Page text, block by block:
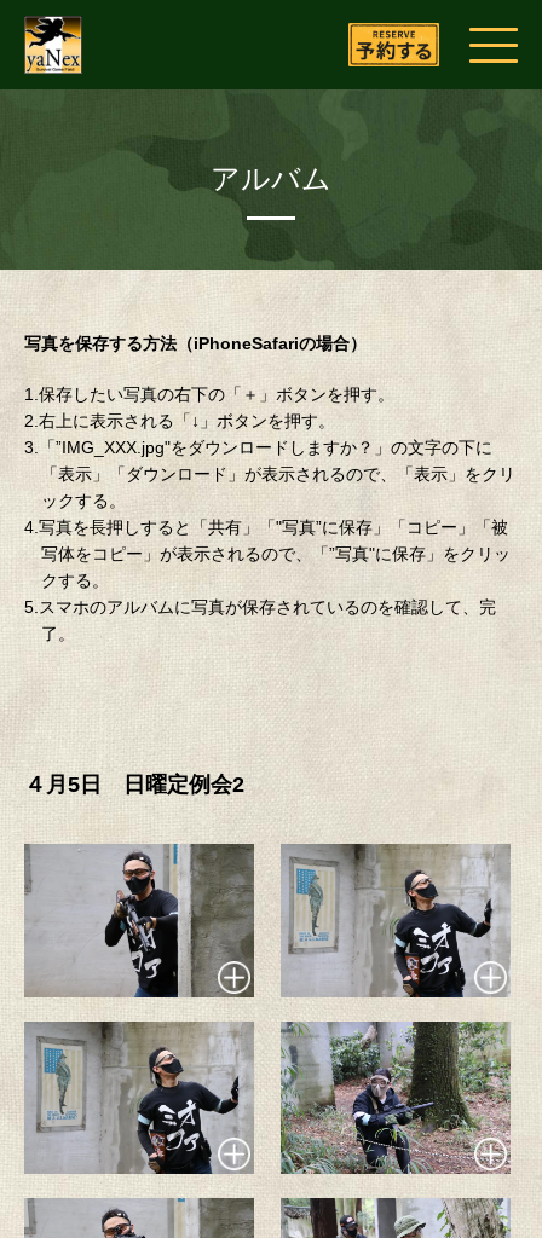
アルバム
写真を保存する方法（iPhoneSafariの場合）
1.保存したい写真の右下の「＋」ボタンを押す。
2.右上に表示される「↓」ボタンを押す。
3.「”IMG_XXX.jpg"をダウンロードしますか？」の文字の下に
「表示」「ダウンロード」が表示されるので、「表示」をクリ
ックする。
4.写真を長押しすると「共有」「"写真”に保存」「コピー」「被
写体をコピー」が表示されるので、「”写真"に保存」をクリッ
クする。
5.スマホのアルバムに写真が保存されているのを確認して、完
了。
４月5日 日曜定例会2